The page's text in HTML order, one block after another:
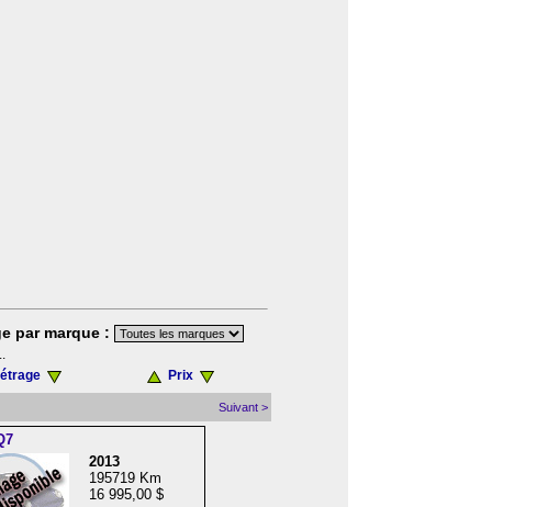
par marque :
Prix
Suivant >
2013
195719 Km
16 995,00 $